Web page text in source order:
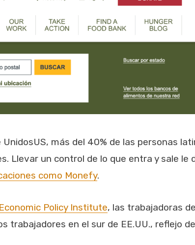
más del 40% de las personas
Llevar un control de lo que entra y sale le
como Monefy.
Economic Policy Institute, las trabajadoras
trabajadores en el sur de EE.UU., reflejo